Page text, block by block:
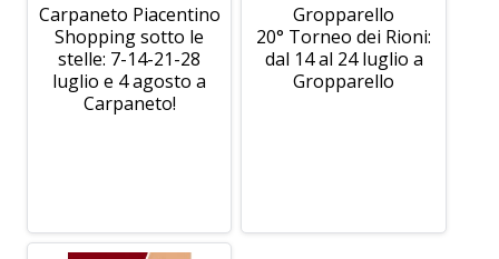
Carpaneto Piacentino
Shopping sotto le
stelle: 7-14-21-28
luglio e 4 agosto a
Carpaneto!
Gropparello
20° Torneo dei Rioni:
dal 14 al 24 luglio a
Gropparello